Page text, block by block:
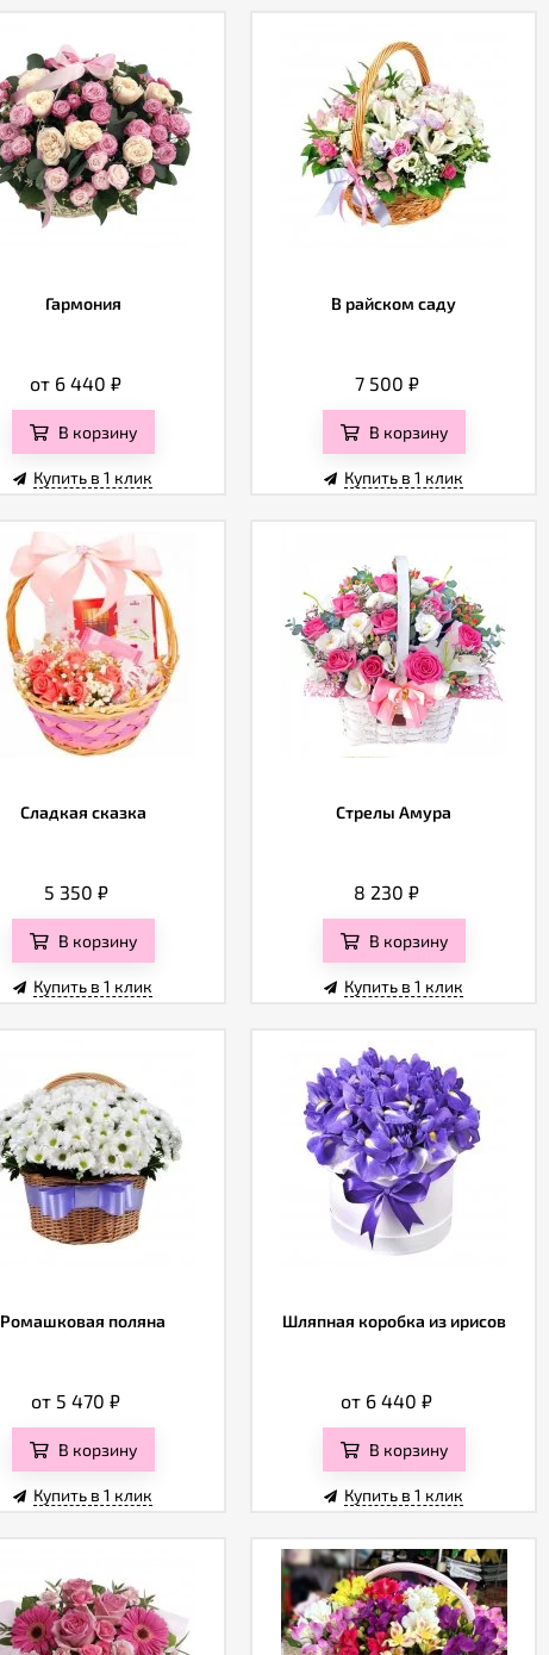
Гармония
от 6 440 ₽
В корзину
Купить в 1 клик
В райском саду
7 500 ₽
В корзину
Купить в 1 клик
Сладкая сказка
5 350 ₽
В корзину
Купить в 1 клик
Стрелы Амура
8 230 ₽
В корзину
Купить в 1 клик
Ромашковая поляна
от 5 470 ₽
В корзину
Купить в 1 клик
Шляпная коробка из ирисов
от 6 440 ₽
В корзину
Купить в 1 клик